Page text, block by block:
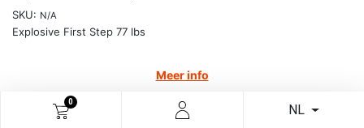
0
NL
SKU: N/A
Explosive First Step 77 lbs
Meer info
127,19